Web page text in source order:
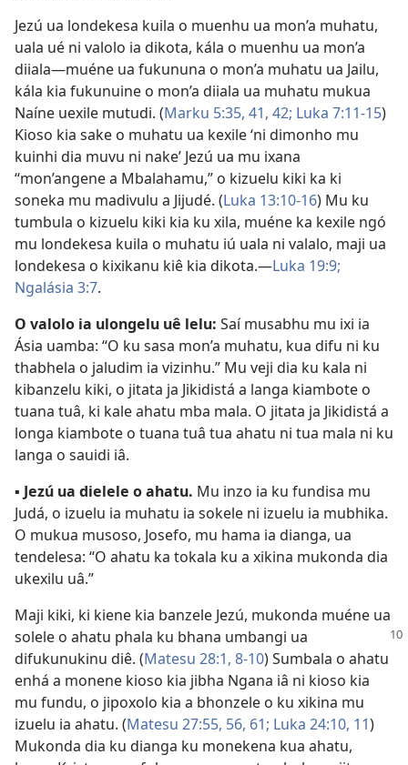
Jezú ua londekesa kuila o muenhu ua mon’a muhatu,
uala ué ni valolo ia dikota, kála o muenhu ua mon’a
diiala—muéne ua fukununa o mon’a muhatu ua Jailu,
kála kia fukunuine o mon’a diiala ua muhatu mukua
Naíne uexile mutudi. (Marku 5:35, 41, 42; Luka 7:11-15)
Kioso kia sake o muhatu ua kexile ‘ni dimonho mu
kuinhi dia muvu ni nake’ Jezú ua mu ixana
“mon’angene a Mbalahamu,” o kizuelu kiki ka ki
soneka mu madivulu a Jijudé. (Luka 13:10-16) Mu ku
tumbula o kizuelu kiki kia ku xila, muéne ka kexile ngó
mu londekesa kuila o muhatu iú uala ni valalo, maji ua
londekesa o kixikanu kiê kia dikota.—Luka 19:9;
Ngalásia 3:7.
O valolo ia ulongelu uê lelu: Saí musabhu mu ixi ia
Ásia uamba: “O ku sasa mon’a muhatu, kua difu ni ku
thabhela o jaludim ia vizinhu.” Mu veji dia ku kala ni
kibanzelu kiki, o jitata ja Jikidistá a langa kiambote o
tuana tuâ, ki kale ahatu mba mala. O jitata ja Jikidistá a
longa kiambote o tuana tuâ tua ahatu ni tua mala ni ku
langa o sauidi iâ.
▪ Jezú ua dielele o ahatu. Mu inzo ia ku fundisa mu
Judá, o izuelu ia muhatu ia sokele ni izuelu ia mubhika.
O mukua musoso, Josefo, mu hama ia dianga, ua
tendelesa: “O ahatu ka tokala ku a xikina mukonda dia
ukexilu uâ.”
Maji kiki, ki kiene kia banzele Jezú, mukonda muéne ua
solele o ahatu phala ku bhana umbangi ua
difukunukinu diê. (Matesu 28:1, 8-10) Sumbala o ahatu
enhá a monene kioso kia jibha Ngana iâ ni kioso kia
mu fundu, o jipoxolo kia a bhonzele o ku xikina mu
izuelu ia ahatu. (Matesu 27:55, 56, 61; Luka 24:10, 11)
Mukonda dia ku dianga ku monekena kua ahatu,